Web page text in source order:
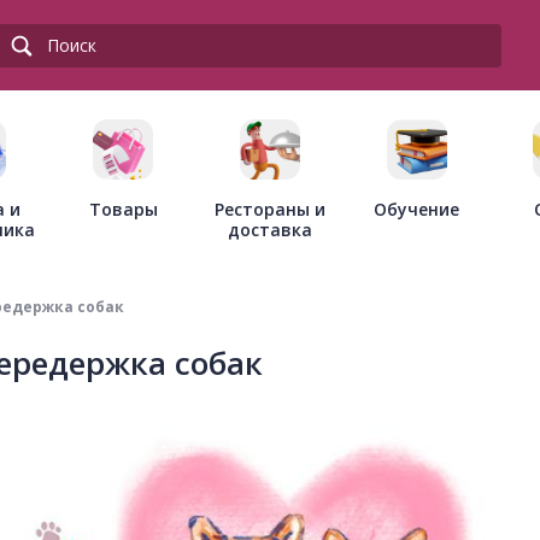
и
Товары
Рестораны и
доставка
Обучение
собак
собак